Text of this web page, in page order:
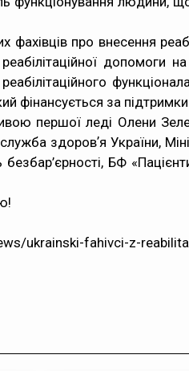
про внесення
допомоги
фінансується за
першої леді Олени
здоровʼя України,
БФ
fahivci-z-